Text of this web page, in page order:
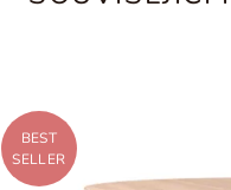
BEST
SELLER